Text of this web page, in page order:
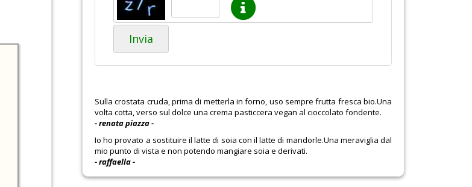
Invia
Sulla crostata cruda, prima di metterla in forno, uso sempre frutta fresca bio.Una
volta cotta, verso sul dolce una crema pasticcera vegan al cioccolato fondente.
- renata piazza -
Io ho provato a sostituire il latte di soia con il latte di mandorle.Una meraviglia dal
mio punto di vista e non potendo mangiare soia e derivati.
- raffaella -